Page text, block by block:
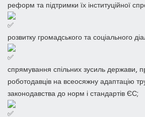
реформ та підтримки їх інституційної
розвитку громадського та соціального
спрямування спільних зусиль держави,
роботодавців на всеосяжну адаптацію
законодавства до норм і стандартів ЄС;